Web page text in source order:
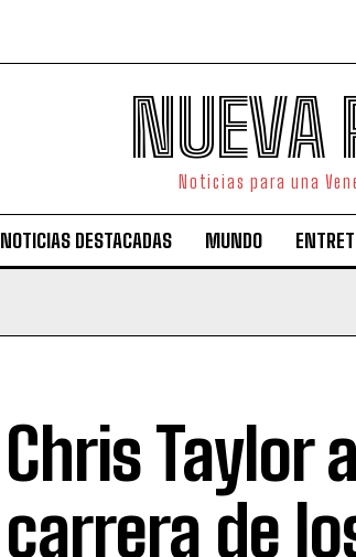
NUEVA
Noticias para una
NOTICIAS DESTACADAS MUNDO
Chris Taylor
carrera de